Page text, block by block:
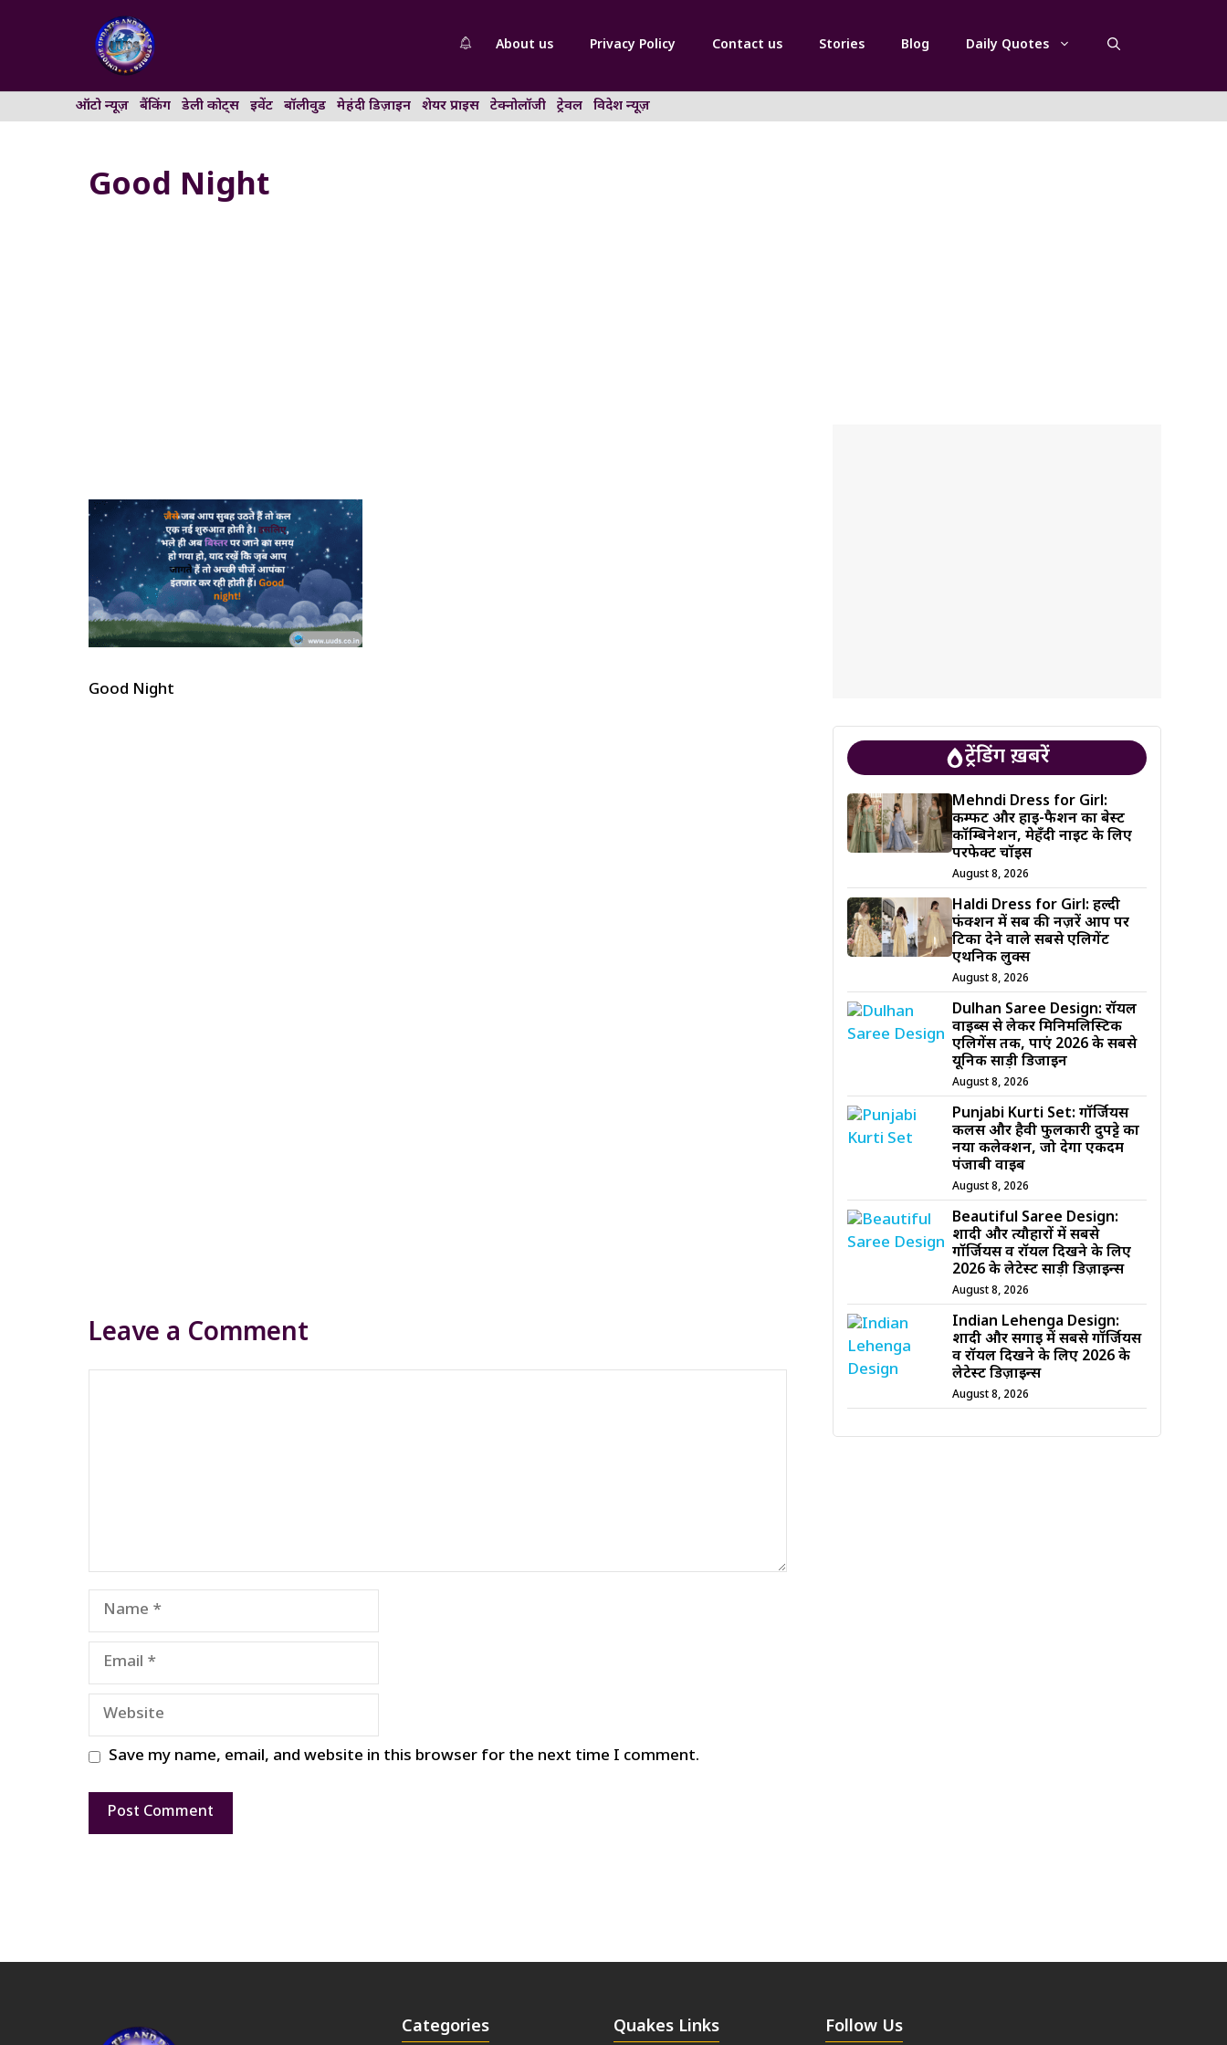
About us Privacy Policy Contact us Stories Blog Daily Quotes
ऑटो न्यूज़ बैंकिंग डेली कोट्स इवेंट बॉलीवुड मेहंदी डिज़ाइन शेयर प्राइस टेक्नोलॉजी ट्रेवल विदेश न्यूज़
Good Night
Good Night
Leave a Comment
Name
Email
Website
Save my name, email, and website in this browser for the next time I comment.
ट्रेंडिंग ख़बरें
Mehndi Dress for Girl:
कम्फर्ट और हाई-फैशन का बेस्ट
कॉम्बिनेशन, मेहँदी नाइट के लिए
परफेक्ट चॉइस
August 8, 2026
Haldi Dress for Girl: हल्दी
फंक्शन में सब की नज़रें आप पर
टिका देने वाले सबसे एलिगेंट
एथनिक लुक्स
August 8, 2026
Dulhan Saree Design: रॉयल
वाइब्स से लेकर मिनिमलिस्टिक
एलिगेंस तक, पाएं 2026 के सबसे
यूनिक साड़ी डिजाईन
August 8, 2026
Punjabi Kurti Set: गॉर्जियस
कलर्स और हैवी फुलकारी दुपट्टे का
नया कलेक्शन, जो देगा एकदम
पंजाबी वाइब
August 8, 2026
Beautiful Saree Design:
शादी और त्यौहारों में सबसे
गॉर्जियस व रॉयल दिखने के लिए
2026 के लेटेस्ट साड़ी डिज़ाइन्स
August 8, 2026
Indian Lehenga Design:
शादी और सगाई में सबसे गॉर्जियस
व रॉयल दिखने के लिए 2026 के
लेटेस्ट डिज़ाइन्स
August 8, 2026
Categories Quakes Links Follow Us